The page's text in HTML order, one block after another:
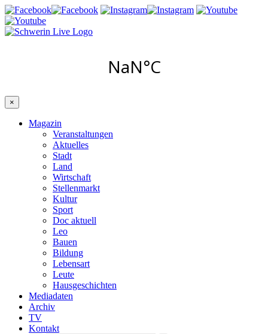
×
Magazin
Veranstaltungen
Aktuelles
Stadt
Land
Wirtschaft
Stellenmarkt
Kultur
Sport
Doc aktuell
Leo
Bauen
Bildung
Lebensart
Leute
Hausgeschichten
Mediadaten
Archiv
TV
Kontakt